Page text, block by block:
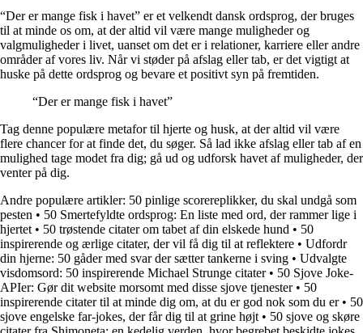
“Der er mange fisk i havet” er et velkendt dansk ordsprog, der bruges
til at minde os om, at der altid vil være mange muligheder og
valgmuligheder i livet, uanset om det er i relationer, karriere eller andre
områder af vores liv. Når vi støder på afslag eller tab, er det vigtigt at
huske på dette ordsprog og bevare et positivt syn på fremtiden.
“Der er mange fisk i havet”
Tag denne populære metafor til hjerte og husk, at der altid vil være
flere chancer for at finde det, du søger. Så lad ikke afslag eller tab af en
mulighed tage modet fra dig; gå ud og udforsk havet af muligheder, der
venter på dig.
Andre populære artikler: 50 pinlige scorereplikker, du skal undgå som
pesten • 50 Smertefyldte ordsprog: En liste med ord, der rammer lige i
hjertet• 50 trøstende citater om tabet af din elskede hund • 50
inspirerende og ærlige citater, der vil få dig til at reflektere • Udfordr
din hjerne: 50 gåder med svar der sætter tankerne i sving • Udvalgte
visdomsord: 50 inspirerende Michael Strunge citater• 50 Sjove Joke-
APIer: Gør dit website morsomt med disse sjove tjenester• 50
inspirerende citater til at minde dig om, at du er god nok som du er• 50
sjove engelske far-jokes, der får dig til at grine højt• 50 sjove og skøre